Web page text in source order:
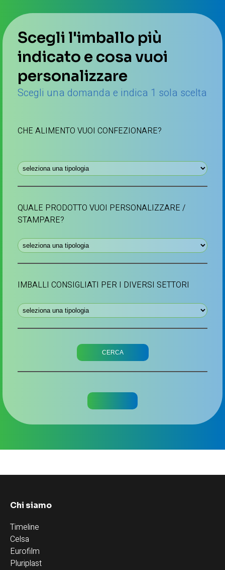
Scegli l'imballo più
indicato e cosa vuoi
personalizzare
Scegli una domanda e indica 1 sola scelta
CHE ALIMENTO VUOI CONFEZIONARE?
QUALE PRODOTTO VUOI PERSONALIZZARE /
STAMPARE?
IMBALLI CONSIGLIATI PER I DIVERSI SETTORI
Chi siamo
Timeline
Celsa
Eurofilm
Pluriplast